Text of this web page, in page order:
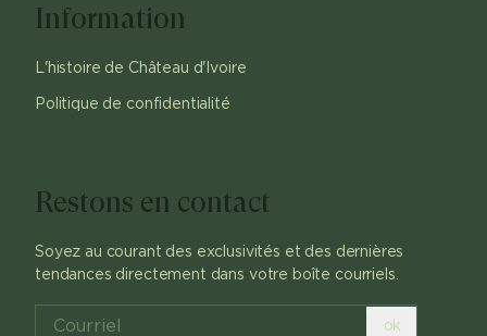
Information
L'histoire de Château d'Ivoire
Politique de confidentialité
Restons en contact
Soyez au courant des exclusivités et des dernières
tendances directement dans votre boîte courriels.
ok